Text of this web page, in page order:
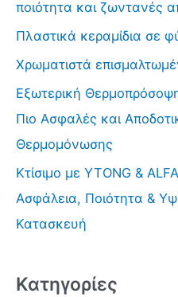
η
σ
η
γ
ι
α
:
ποιότητα και ζωντανές
Πλαστικά κεραμίδια σε
Χρωματιστά
Εξωτερική
Πιο Ασφαλές και
Θερμομόνωσης
Κτίσιμο με YTONG &
Ασφάλεια, Ποιότητα &
Κατασκευή
Kατηγορίες